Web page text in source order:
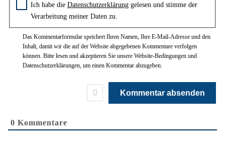
Zustimmung zur Datenschutzerklärung
Ich habe die Datenschutzerklärunggelesen und stimme der
Verarbeitung meiner Daten zu.
Das Kommentarformular speichert Ihren Namen, Ihre E-Mail-Adresse und den
Inhalt, damit wir die auf der Website abgegebenen Kommentare verfolgen
können. Bitte lesen und akzeptieren Sie unsere Website-Bedingungen und
Datenschutzerklärungen, um einen Kommentar abzugeben.
0 Kommentare